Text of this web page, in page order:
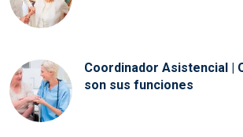
Coordinador Asistencial |
son sus funciones